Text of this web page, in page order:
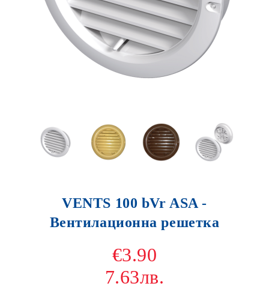
VENTS 100 bVr ASA -
Вентилационна решетка
€3.90
7.63лв.